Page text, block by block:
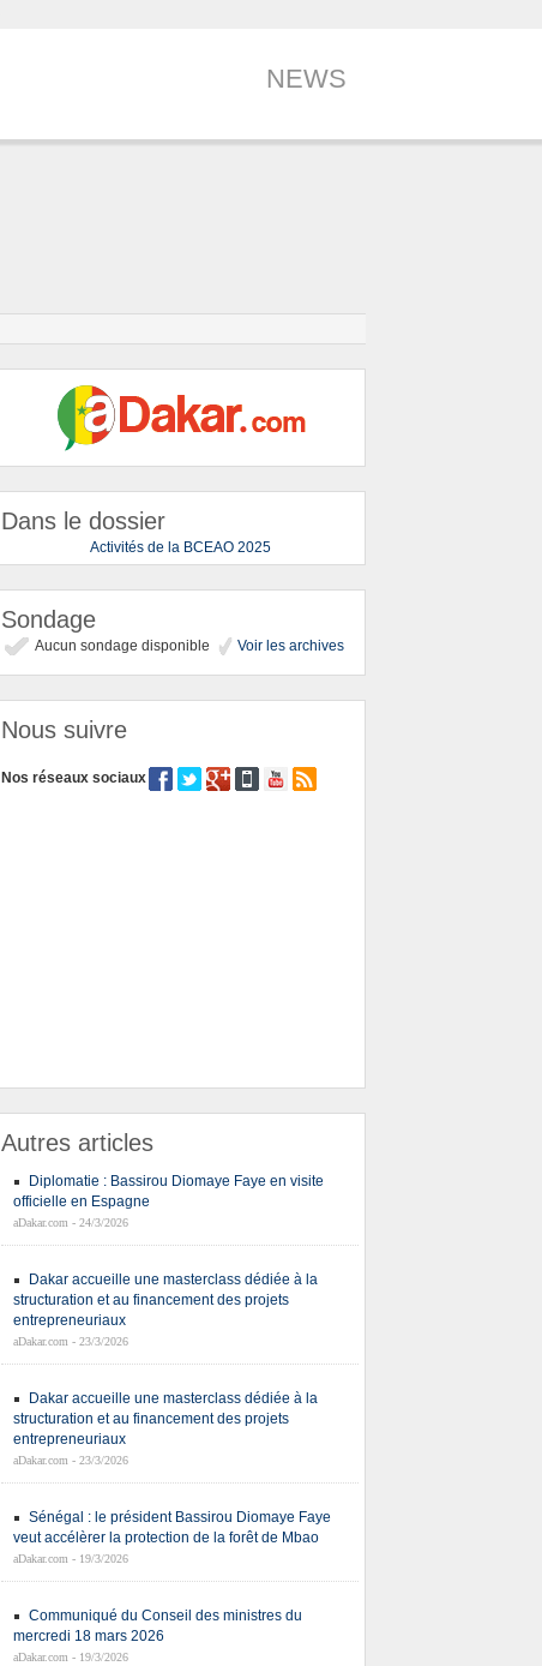
NEWS
Dans le dossier
Activités de la BCEAO 2025
Sondage
Aucun sondage disponible Voir les archives
Nous suivre
Nos réseaux sociaux
Autres articles
Diplomatie : Bassirou Diomaye Faye en visite
officielle en Espagne
aDakar.com - 24/3/2026
Dakar accueille une masterclass dédiée à la
structuration et au financement des projets
entrepreneuriaux
aDakar.com - 23/3/2026
Dakar accueille une masterclass dédiée à la
structuration et au financement des projets
entrepreneuriaux
aDakar.com - 23/3/2026
Sénégal : le président Bassirou Diomaye Faye
veut accélèrer la protection de la forêt de Mbao
aDakar.com - 19/3/2026
Communiqué du Conseil des ministres du
mercredi 18 mars 2026
aDakar.com - 19/3/2026